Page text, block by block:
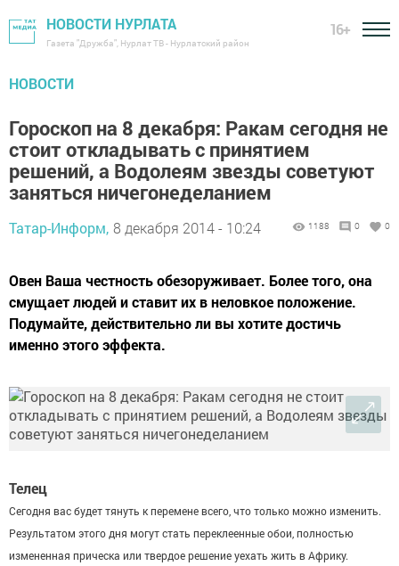
НОВОСТИ НУРЛАТА
Газета "Дружба", Нурлат ТВ - Нурлатский район
16+
НОВОСТИ
Гороскоп на 8 декабря: Ракам сегодня не
стоит откладывать с принятием
решений, а Водолеям звезды советуют
заняться ничегонеделанием
Татар-Информ, 8 декабря 2014 - 10:24 1188 0 0
Овен Ваша честность обезоруживает. Более того, она
смущает людей и ставит их в неловкое положение.
Подумайте, действительно ли вы хотите достичь
именно этого эффекта.
Телец
Сегодня вас будет тянуть к перемене всего, что только можно изменить.
Результатом этого дня могут стать переклеенные обои, полностью
измененная прическа или твердое решение уехать жить в Африку.